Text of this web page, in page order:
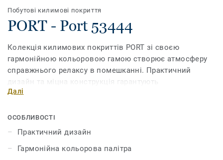
Побутові килимові покриття
PORT - Port 53444
Колекція килимових покриттів PORT зі своєю
гармонійною кольоровою гамою створює атмосферу
справжнього релаксу в помешканні. Практичний
дизайн та міцна конструкція гарантують
невибагливість у догляді та тривалий строк
Далі
ОСОБЛИВОСТІ
Практичний дизайн
Гармонійна кольорова палітра